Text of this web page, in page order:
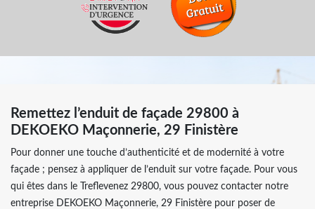
Remettez l’enduit de façade 29800 à
DEKOEKO Maçonnerie, 29 Finistère
Pour donner une touche d’authenticité et de modernité à votre
façade ; pensez à appliquer de l’enduit sur votre façade. Pour vous
qui êtes dans le Treflevenez 29800, vous pouvez contacter notre
entreprise DEKOEKO Maçonnerie, 29 Finistère pour poser de